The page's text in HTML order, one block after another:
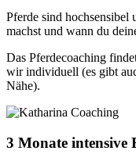
Pferde sind hochsensibel
machst und wann du
Das Pferdecoaching
wir individuell (es gibt
Nähe).
3 Monate intensive